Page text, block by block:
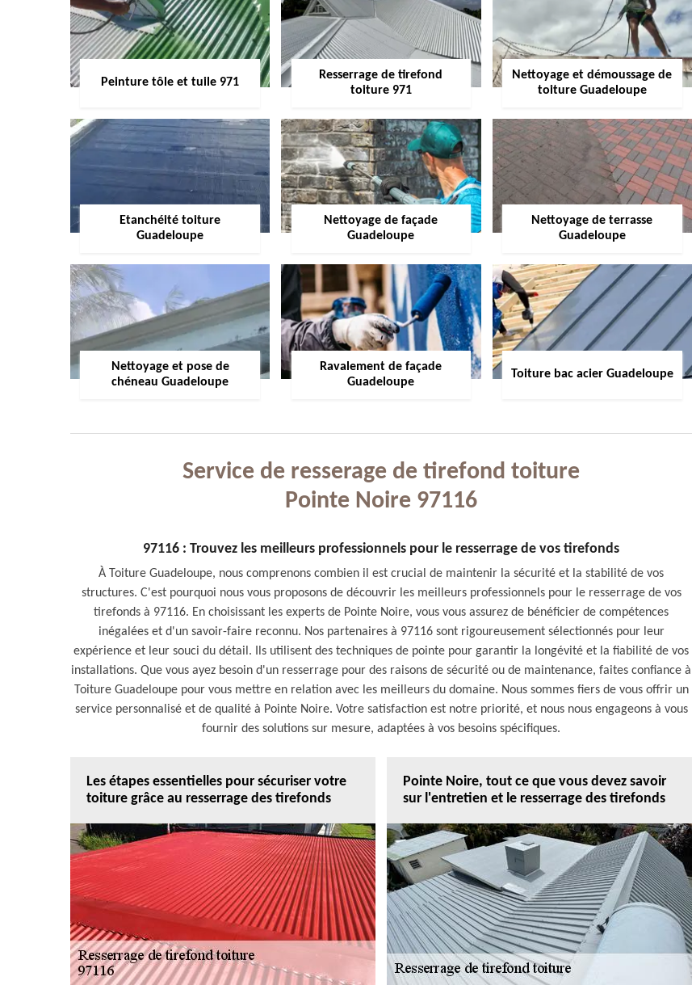
Peinture tôle et tuile 971
Resserrage de tirefond
toiture 971
Nettoyage et démoussage de
toiture Guadeloupe
Etanchéité toiture
Guadeloupe
Nettoyage de façade
Guadeloupe
Nettoyage de terrasse
Guadeloupe
Nettoyage et pose de
chéneau Guadeloupe
Ravalement de façade
Guadeloupe
Toiture bac acier Guadeloupe
Service de resserage de tirefond toiture
Pointe Noire 97116
97116 : Trouvez les meilleurs professionnels pour le resserrage de vos tirefonds
À Toiture Guadeloupe, nous comprenons combien il est crucial de maintenir la sécurité et la stabilité de vos
structures. C'est pourquoi nous vous proposons de découvrir les meilleurs professionnels pour le resserrage de vos
tirefonds à 97116. En choisissant les experts de Pointe Noire, vous vous assurez de bénéficier de compétences
inégalées et d'un savoir-faire reconnu. Nos partenaires à 97116 sont rigoureusement sélectionnés pour leur
expérience et leur souci du détail. Ils utilisent des techniques de pointe pour garantir la longévité et la fiabilité de vos
installations. Que vous ayez besoin d'un resserrage pour des raisons de sécurité ou de maintenance, faites confiance à
Toiture Guadeloupe pour vous mettre en relation avec les meilleurs du domaine. Nous sommes fiers de vous offrir un
service personnalisé et de qualité à Pointe Noire. Votre satisfaction est notre priorité, et nous nous engageons à vous
fournir des solutions sur mesure, adaptées à vos besoins spécifiques.
Les étapes essentielles pour sécuriser votre
toiture grâce au resserrage des tirefonds
Pointe Noire, tout ce que vous devez savoir
sur l'entretien et le resserrage des tirefonds